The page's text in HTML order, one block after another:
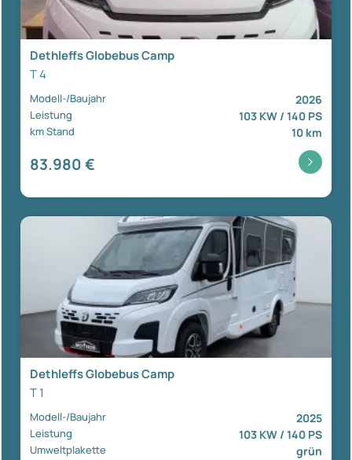
Dethleffs Globebus Camp
T 4
Modell-/Baujahr 2026
Leistung 103 KW / 140 PS
km Stand 10 km
83.980 €
Dethleffs Globebus Camp
T 1
Modell-/Baujahr 2025
Leistung 103 KW / 140 PS
Umweltplakette grün